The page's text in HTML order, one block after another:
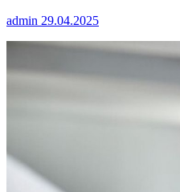
admin 29.04.2025